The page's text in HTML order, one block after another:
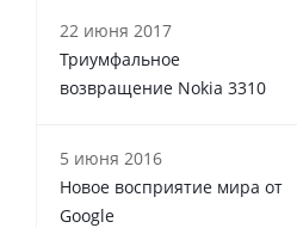
22 июня 2017
Триумфальное
возвращение Nokia 3310
5 июня 2016
Новое восприятие мира от
Google